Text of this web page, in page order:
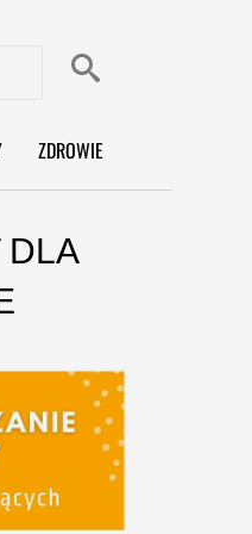
ZDROWIE
DLA